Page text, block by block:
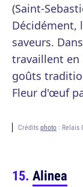
(Saint-
Décidément,
saveurs.
travaillent en
goûts
Fleur d'œuf
Crédits photo : Relais
Alinea